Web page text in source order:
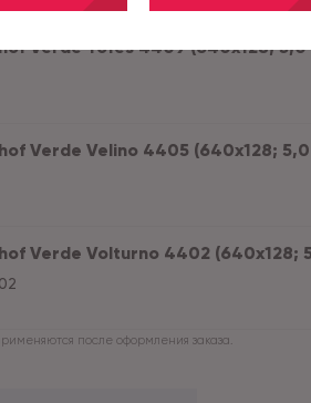
Verde Tofes 4409 (640х128; 5,0
Verde Velino 4405 (640х128;
Verde Volturno 4402 (640х128;
после оформления заказа.